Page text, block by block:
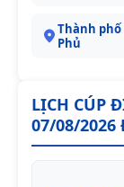
Thành
Phủ
LỊCH CÚP
07/08/2026